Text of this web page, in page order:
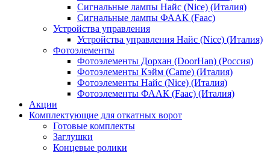
Сигнальные лампы Найс (Nice) (Италия)
Сигнальные лампы ФААК (Faac)
Устройства управления
Устройства управления Найс (Nice) (Италия)
Фотоэлементы
Фотоэлементы Дорхан (DoorHan) (Россия)
Фотоэлементы Кэйм (Came) (Италия)
Фотоэлементы Найс (Nice) (Италия)
Фотоэлементы ФААК (Faac) (Италия)
Акции
Комплектующие для откатных ворот
Готовые комплекты
Заглушки
Концевые ролики